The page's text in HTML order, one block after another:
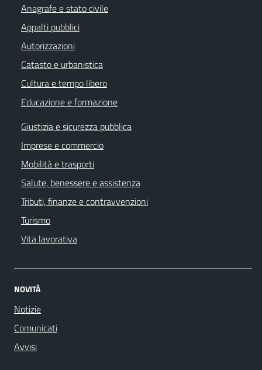
Anagrafe e stato civile
Appalti pubblici
Autorizzazioni
Catasto e urbanistica
Cultura e tempo libero
Educazione e formazione
Giustizia e sicurezza pubblica
Imprese e commercio
Mobilità e trasporti
Salute, benessere e assistenza
Tributi, finanze e contravvenzioni
Turismo
Vita lavorativa
NOVITÀ
Notizie
Comunicati
Avvisi